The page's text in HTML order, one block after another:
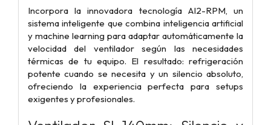
Incorpora la innovadora tecnología AI2-RPM, un
sistema inteligente que combina inteligencia artificial
y machine learning para adaptar automáticamente la
velocidad del ventilador según las necesidades
térmicas de tu equipo. El resultado: refrigeración
potente cuando se necesita y un silencio absoluto,
ofreciendo la experiencia perfecta para setups
exigentes y profesionales.